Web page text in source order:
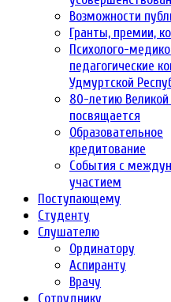
Возможности
Гранты, премии,
Психолого-
педагогические
Удмуртской
80-летию
посвящается
Образовательное
кредитование
События с
участием
Поступающему
Студенту
Слушателю
Ординатору
Аспиранту
Врачу
Сотруднику